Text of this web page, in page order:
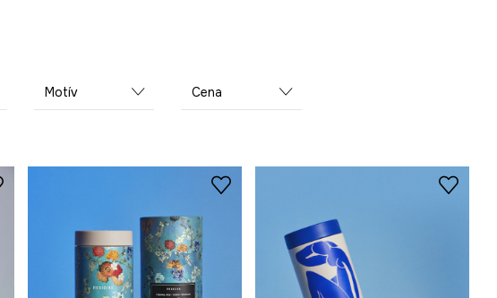
Motív Cena